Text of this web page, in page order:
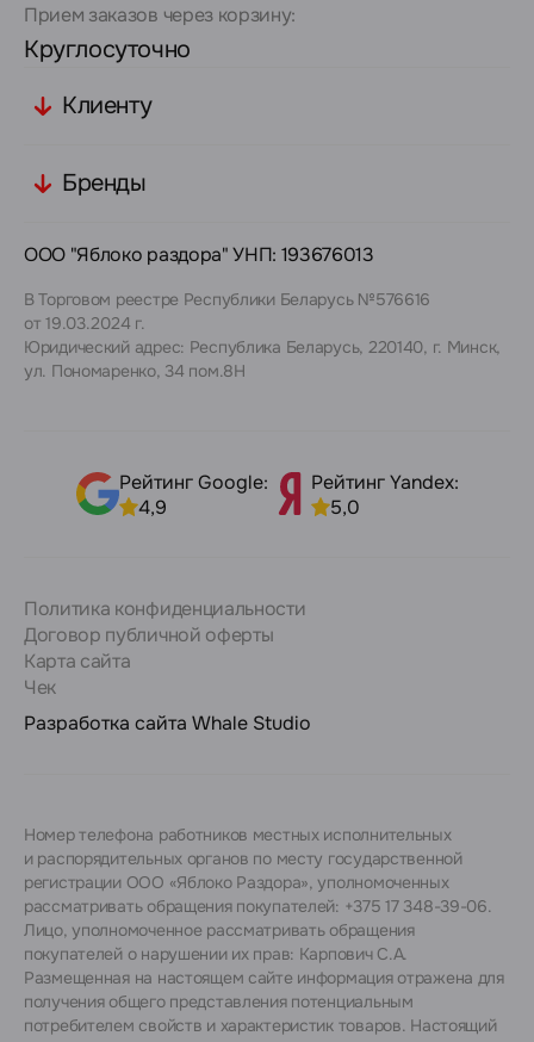
Прием заказов через корзину:
Круглосуточно
Клиенту
Бренды
ООО "Яблоко раздора" УНП: 193676013
В Торговом реестре Республики Беларусь №576616
от 19.03.2024 г.
Юридический адрес: Республика Беларусь, 220140, г. Минск,
ул. Пономаренко, 34 пом.8Н
Рейтинг Google:
4,9
Рейтинг Yandex:
5,0
Политика конфиденциальности
Договор публичной оферты
Карта сайта
Чек
Разработка сайта Whale Studio
Номер телефона работников местных исполнительных
и распорядительных органов по месту государственной
регистрации ООО «Яблоко Раздора», уполномоченных
рассматривать обращения покупателей: +375 17 348-39-06.
Лицо, уполномоченное рассматривать обращения
покупателей о нарушении их прав: Карпович С.А.
Размещенная на настоящем сайте информация отражена для
получения общего представления потенциальным
потребителем свойств и характеристик товаров. Настоящий